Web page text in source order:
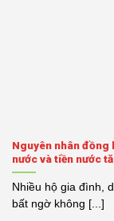
Nguyên nhân
nước và tiền nước
Nhiều hộ gia đình,
bất ngờ không [...]